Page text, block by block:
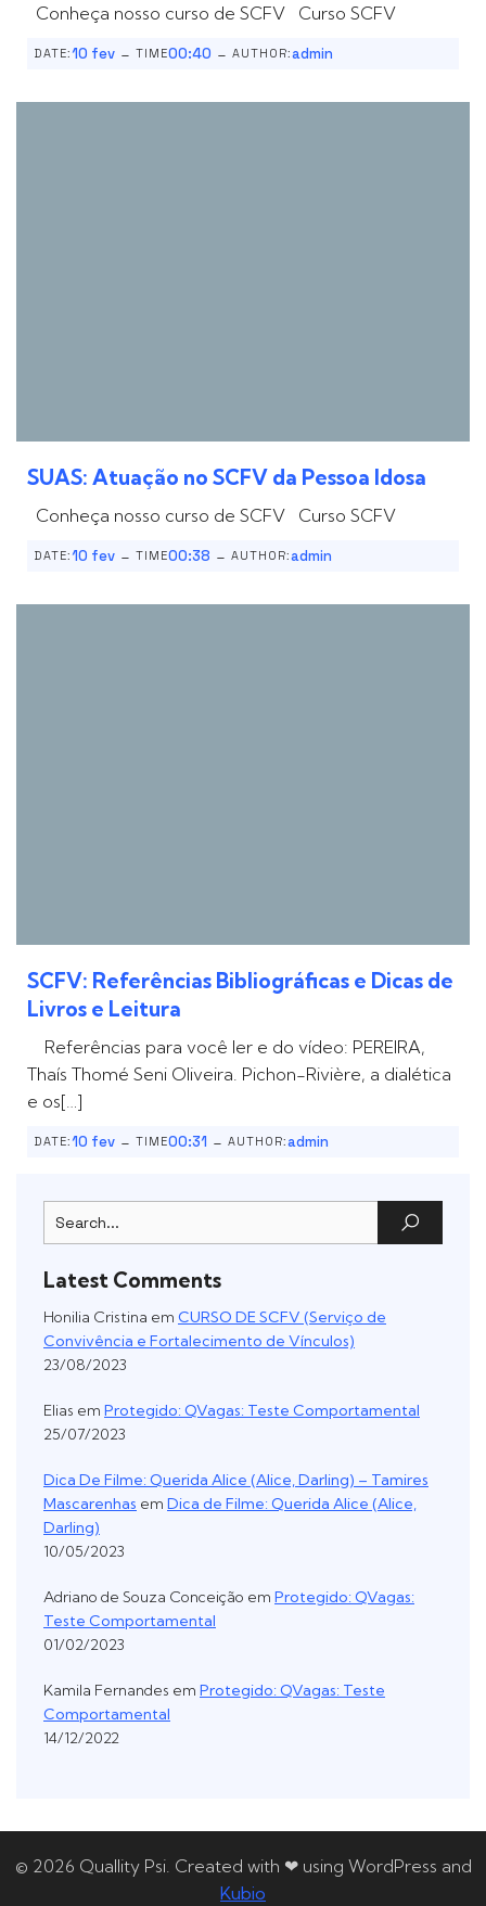
Conheça nosso curso de SCFV Curso SCFV
DATE:10 fev - TIME00:40 - AUTHOR:admin
SUAS: Atuação no SCFV da Pessoa Idosa
Conheça nosso curso de SCFV Curso SCFV
DATE:10 fev - TIME00:38 - AUTHOR:admin
SCFV: Referências Bibliográficas e Dicas de
Livros e Leitura
Referências para você ler e do vídeo: PEREIRA,
Thaís Thomé Seni Oliveira. Pichon-Rivière, a dialética
e os[…]
DATE:10 fev - TIME00:31 - AUTHOR:admin
Latest Comments
Honilia Cristina em CURSO DE SCFV (Serviço de
Convivência e Fortalecimento de Vínculos)
23/08/2023
Elias em Protegido: QVagas: Teste Comportamental
25/07/2023
Dica De Filme: Querida Alice (Alice, Darling) – Tamires
Mascarenhas em Dica de Filme: Querida Alice (Alice,
Darling)
10/05/2023
Adriano de Souza Conceição em Protegido: QVagas:
Teste Comportamental
01/02/2023
Kamila Fernandes em Protegido: QVagas: Teste
Comportamental
14/12/2022
© 2026 Quallity Psi. Created with ❤ using WordPress and
Kubio